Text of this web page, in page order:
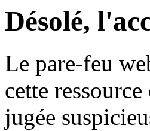
Désolé,
Le pare-feu
cette
jugée